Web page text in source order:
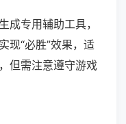
成专用辅助工具，
现“必胜”效果，适
但需注意遵守游戏